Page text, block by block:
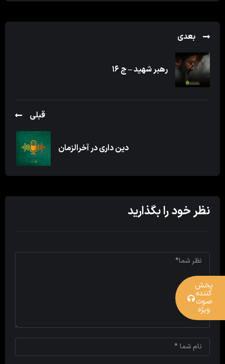
بعدی
رهبر شهید – ج ۱۶
قبلی
دین داری در آخرالزمان
نظر خود را بگذارید
پخش
کننده
صوت
ویژه